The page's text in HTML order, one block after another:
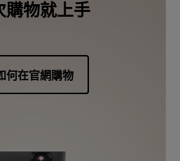
購物就上手
何在官網購物